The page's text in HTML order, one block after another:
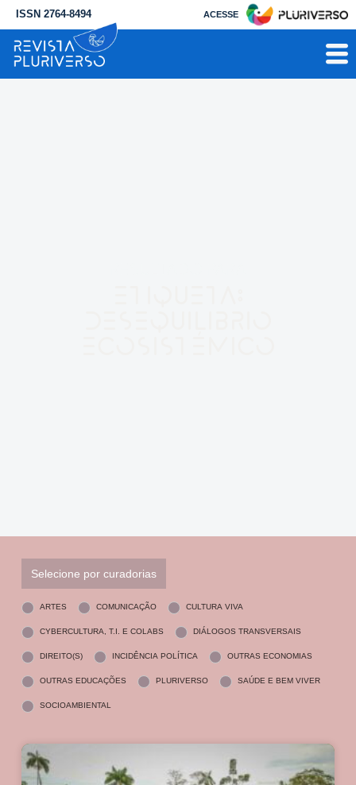
ISSN 2764-8494 ACESSE
Selecione por curadorias
ARTES COMUNICAÇÃO CULTURA VIVA
CYBERCULTURA, T.I. E COLABS DIÁLOGOS TRANSVERSAIS
DIREITO(S) INCIDÊNCIA POLÍTICA OUTRAS ECONOMIAS
OUTRAS EDUCAÇÕES PLURIVERSO SAÚDE E BEM VIVER
SOCIOAMBIENTAL